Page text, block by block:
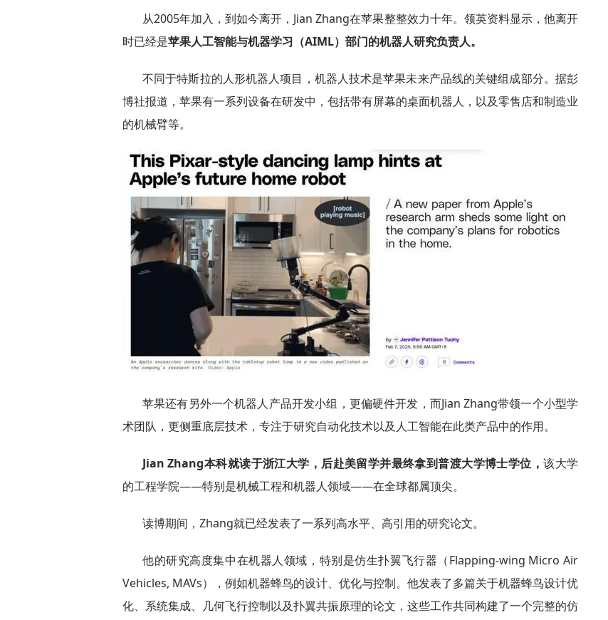
从2005年加入，到如今离开，Jian Zhang在苹果整整效力十年。领英资料显示，他离开
时已经是苹果人工智能与机器学习（AIML）部门的机器人研究负责人。
不同于特斯拉的人形机器人项目，机器人技术是苹果未来产品线的关键组成部分。据彭
博社报道，苹果有一系列设备在研发中，包括带有屏幕的桌面机器人，以及零售店和制造业
的机械臂等。
苹果还有另外一个机器人产品开发小组，更偏硬件开发，而Jian Zhang带领一个小型学
术团队，更侧重底层技术，专注于研究自动化技术以及人工智能在此类产品中的作用。
Jian Zhang本科就读于浙江大学，后赴美留学并最终拿到普渡大学博士学位，该大学
的工程学院——特别是机械工程和机器人领域——在全球都属顶尖。
读博期间，Zhang就已经发表了一系列高水平、高引用的研究论文。
他的研究高度集中在机器人领域，特别是仿生扑翼飞行器（Flapping-wing Micro Air
Vehicles, MAVs），例如机器蜂鸟的设计、优化与控制。他发表了多篇关于机器蜂鸟设计优
化、系统集成、几何飞行控制以及扑翼共振原理的论文，这些工作共同构建了一个完整的仿